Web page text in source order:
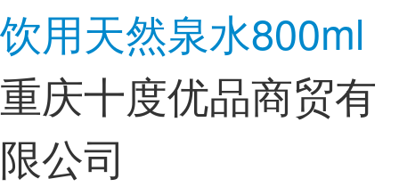
饮用天然泉水800ml
重庆十度优品商贸有
限公司